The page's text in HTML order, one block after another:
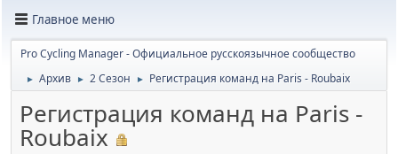
Главное меню
Pro Cycling Manager - Официальное русскоязычное сообщество
► Архив ► 2 Сезон ► Регистрация команд на Paris - Roubaix
Регистрация команд на Paris -
Roubaix